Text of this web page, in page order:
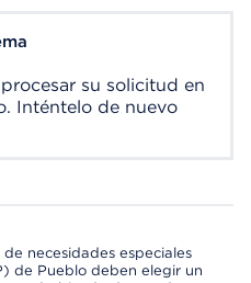
su solicitud en
Inténtelo de nuevo
necesidades especiales
de Pueblo deben elegir un